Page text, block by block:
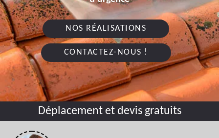
NOS RÉALISATIONS
CONTACTEZ-NOUS !
Déplacement et devis gratuits